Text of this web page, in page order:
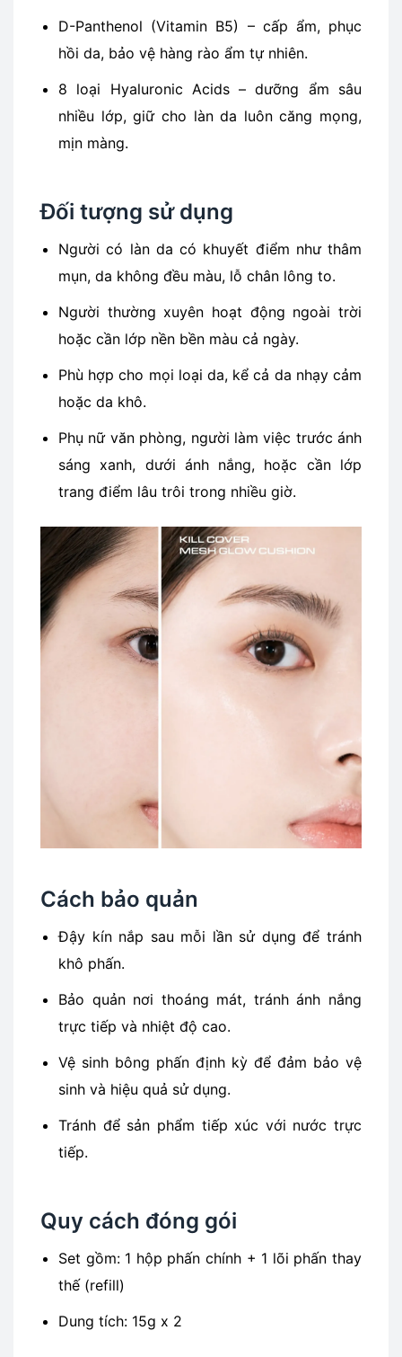
D-Panthenol (Vitamin B5) – cấp ẩm, phục
hồi da, bảo vệ hàng rào ẩm tự nhiên.
8 loại Hyaluronic Acids – dưỡng ẩm sâu
nhiều lớp, giữ cho làn da luôn căng mọng,
mịn màng.
Đối tượng sử dụng
Người có làn da có khuyết điểm như thâm
mụn, da không đều màu, lỗ chân lông to.
Người thường xuyên hoạt động ngoài trời
hoặc cần lớp nền bền màu cả ngày.
Phù hợp cho mọi loại da, kể cả da nhạy cảm
hoặc da khô.
Phụ nữ văn phòng, người làm việc trước ánh
sáng xanh, dưới ánh nắng, hoặc cần lớp
trang điểm lâu trôi trong nhiều giờ.
Cách bảo quản
Đậy kín nắp sau mỗi lần sử dụng để tránh
khô phấn.
Bảo quản nơi thoáng mát, tránh ánh nắng
trực tiếp và nhiệt độ cao.
Vệ sinh bông phấn định kỳ để đảm bảo vệ
sinh và hiệu quả sử dụng.
Tránh để sản phẩm tiếp xúc với nước trực
tiếp.
Quy cách đóng gói
Set gồm: 1 hộp phấn chính + 1 lõi phấn thay
thế (refill)
Dung tích: 15g x 2